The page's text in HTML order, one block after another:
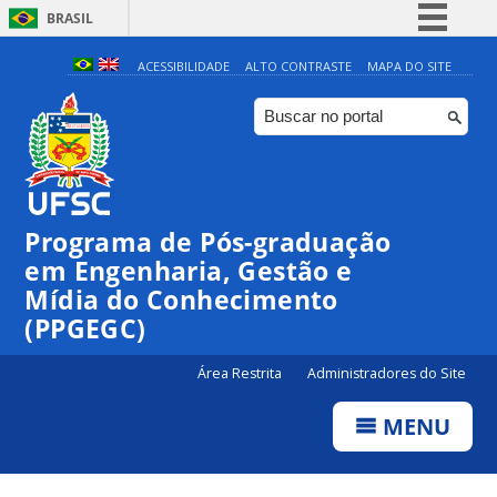
BRASIL
Simplifique!
Comunica BR
Participe
Canais
ACESSIBILIDADE ALTO CONTRASTE MAPA DO SITE
Programa de Pós-graduação
em Engenharia, Gestão e
Mídia do Conhecimento
(PPGEGC)
Área Restrita Administradores do Site
MENU